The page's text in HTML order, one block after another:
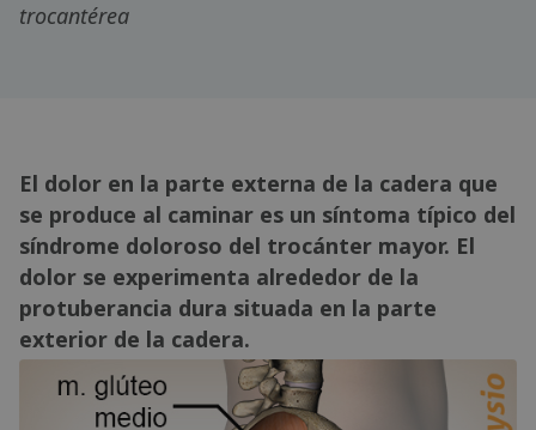
trocantérea
El dolor en la parte externa de la cadera que
se produce al caminar es un síntoma típico del
síndrome doloroso del trocánter mayor. El
dolor se experimenta alrededor de la
protuberancia dura situada en la parte
exterior de la cadera.